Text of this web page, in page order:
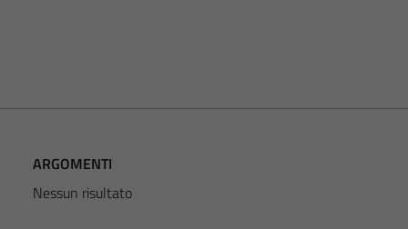
ARGOMENTI
Nessun risultato